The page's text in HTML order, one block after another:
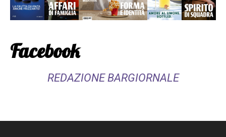
Facebook
REDAZIONE BARGIORNALE